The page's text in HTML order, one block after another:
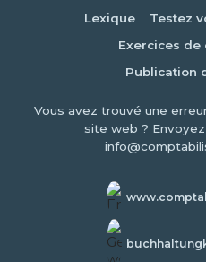
Lexique
Testez
Exercices
Publication
Vous avez trouvé une
site web ?